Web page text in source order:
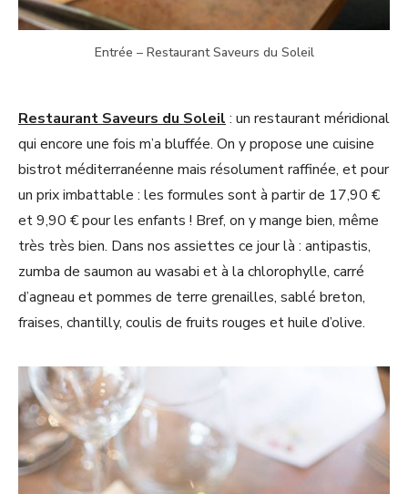
Entrée – Restaurant Saveurs du Soleil
Restaurant Saveurs du Soleil : un restaurant méridional
qui encore une fois m’a bluffée. On y propose une cuisine
bistrot méditerranéenne mais résolument raffinée, et pour
un prix imbattable : les formules sont à partir de 17,90 €
et 9,90 € pour les enfants ! Bref, on y mange bien, même
très très bien. Dans nos assiettes ce jour là : antipastis,
zumba de saumon au wasabi et à la chlorophylle, carré
d’agneau et pommes de terre grenailles, sablé breton,
fraises, chantilly, coulis de fruits rouges et huile d’olive.